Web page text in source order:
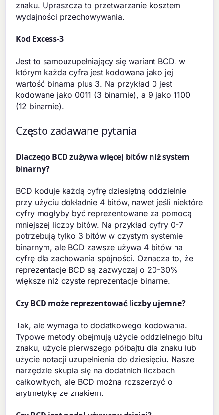
znaku. Upraszcza to przetwarzanie kosztem
wydajności przechowywania.
Kod Excess-3
Jest to samouzupełniający się wariant BCD, w
którym każda cyfra jest kodowana jako jej
wartość binarna plus 3. Na przykład 0 jest
kodowane jako 0011 (3 binarnie), a 9 jako 1100
(12 binarnie).
Często zadawane pytania
Dlaczego BCD zużywa więcej bitów niż system
binarny?
BCD koduje każdą cyfrę dziesiętną oddzielnie
przy użyciu dokładnie 4 bitów, nawet jeśli niektóre
cyfry mogłyby być reprezentowane za pomocą
mniejszej liczby bitów. Na przykład cyfry 0-7
potrzebują tylko 3 bitów w czystym systemie
binarnym, ale BCD zawsze używa 4 bitów na
cyfrę dla zachowania spójności. Oznacza to, że
reprezentacje BCD są zazwyczaj o 20-30%
większe niż czyste reprezentacje binarne.
Czy BCD może reprezentować liczby ujemne?
Tak, ale wymaga to dodatkowego kodowania.
Typowe metody obejmują użycie oddzielnego bitu
znaku, użycie pierwszego półbajtu dla znaku lub
użycie notacji uzupełnienia do dziesięciu. Nasze
narzędzie skupia się na dodatnich liczbach
całkowitych, ale BCD można rozszerzyć o
arytmetykę ze znakiem.